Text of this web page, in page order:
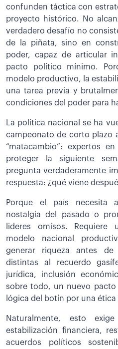
confunden táctica con
proyecto histórico. No
verdadero desafío no
de la piñata, sino en
poder, capaz de articular
pacto político mínimo.
modelo productivo, la
una tarea previa y
condiciones del poder para
La política nacional se ha
campeonato de corto plazo
“matacambio”: expertos
proteger la siguiente
pregunta verdaderamente
respuesta: ¿qué viene
Porque el país necesita
nostalgia del pasado o
lideres omisos.
modelo nacional
generar riqueza antes de
distintas al recuerdo
jurídica, inclusión
sobre todo, un nuevo
lógica del botín por una
Naturalmente, esto
estabilización financiera,
acuerdos políticos